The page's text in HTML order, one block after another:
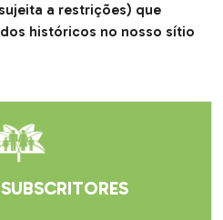
a restrições) que
históricos no nosso sítio